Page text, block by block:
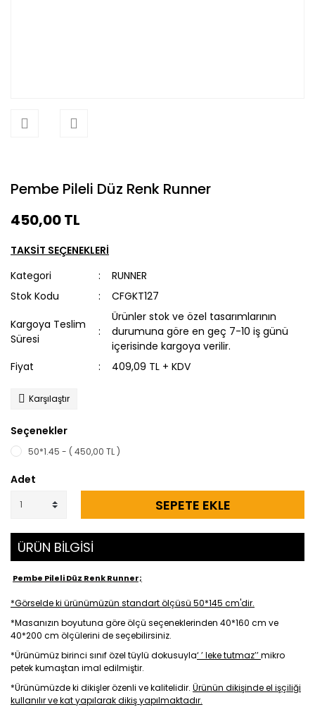
Pembe Pileli Düz Renk Runner
450,00 TL
TAKSİT SEÇENEKLERİ
Kategori
RUNNER
Stok Kodu
CFGKT127
Kargoya Teslim
Süresi
Ürünler stok ve özel tasarımlarının
durumuna göre en geç 7-10 iş günü
içerisinde kargoya verilir.
Fiyat
409,09 TL + KDV
Karşılaştır
Seçenekler
50*1.45 - ( 450,00 TL )
Adet
SEPETE EKLE
ÜRÜN BİLGİSİ
Pembe Pileli Düz Renk Runner;
*Görselde ki ürünümüzün standart ölçüsü 50*145 cm'dir.
*Masanızın boyutuna göre ölçü seçeneklerinden 40*160 cm ve
40*200 cm ölçülerini de seçebilirsiniz.
*Ürünümüz birinci sınıf özel tüylü dokusuyla‘ ’ leke tutmaz’’mikro
petek kumaştan imal edilmiştir.
*Ürünümüzde ki dikişler özenli ve kalitelidir. Ürünün dikişinde el işçiliği
kullanılır ve kat yapılarak dikiş yapılmaktadır.